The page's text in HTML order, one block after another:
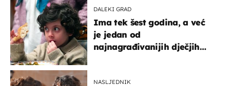
DALEKI GRAD
Ima tek šest godina, a već
je jedan od
najnagrađivanijih dječjih
NASLJEDNIK